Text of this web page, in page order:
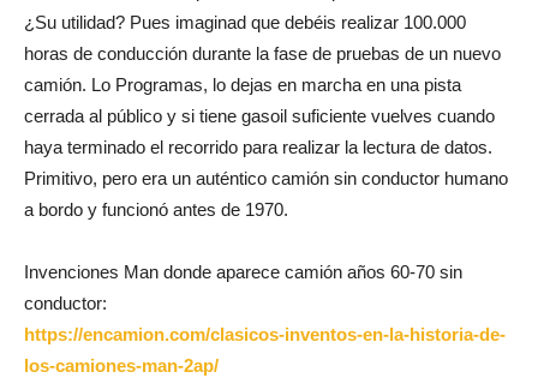
¿Su utilidad? Pues imaginad que debéis realizar 100.000
horas de conducción durante la fase de pruebas de un nuevo
camión. Lo Programas, lo dejas en marcha en una pista
cerrada al público y si tiene gasoil suficiente vuelves cuando
haya terminado el recorrido para realizar la lectura de datos.
Primitivo, pero era un auténtico camión sin conductor humano
a bordo y funcionó antes de 1970.
Invenciones Man donde aparece camión años 60-70 sin
conductor:
https://encamion.com/clasicos-inventos-en-la-historia-de-
los-camiones-man-2ap/